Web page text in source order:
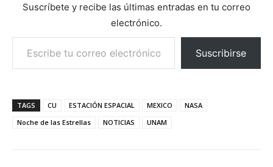
Suscríbete y recibe las últimas entradas en tu correo
electrónico.
Escribe tu correo electrónico…
Suscribirse
TAGS CU ESTACIÓN ESPACIAL MEXICO
NASA
Noche de las Estrellas
NOTICIAS UNAM